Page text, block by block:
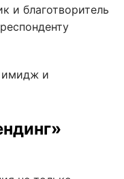
и благотворитель